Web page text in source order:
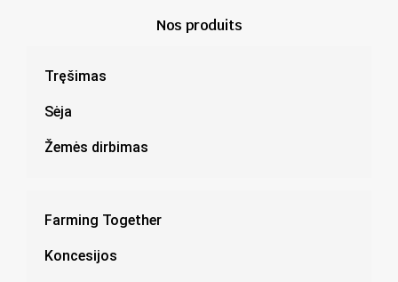
Nos produits
Tręšimas
Sėja
Žemės dirbimas
Farming Together
Koncesijos